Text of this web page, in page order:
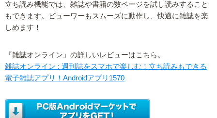
立ち読み機能では、雑誌や書籍の数ページを試し読みすること
もできます。ビューワーもスムーズに動作し、快適に雑誌を楽
しめます！
『雑誌オンライン』の詳しいレビューはこちら。
雑誌オンライン : 週刊誌をスマホで楽しむ！立ち読みもできる
電子雑誌アプリ！Androidアプリ1570